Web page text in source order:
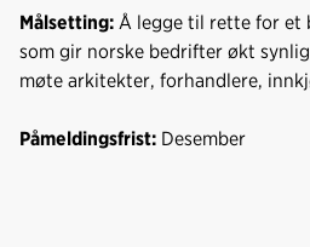
Målsetting: Å legge til rette for et
som gir norske bedrifter økt
møte arkitekter, forhandlere,
Påmeldingsfrist: Desember